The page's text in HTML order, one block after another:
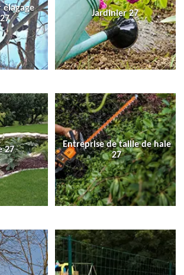
élagage
Jardinier 27
27
Entreprise de taille de haie
27